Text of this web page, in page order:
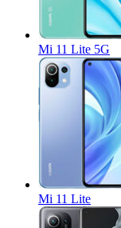
Mi 11 Lite 5G
Mi 11 Lite